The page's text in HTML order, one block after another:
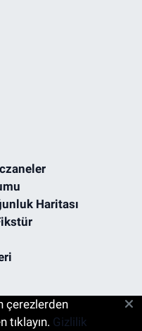
Haritası
çerezlerden
tıklayın. Gizlilik